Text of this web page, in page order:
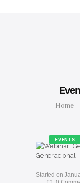
Home
BLOG
EVENTS
Started on